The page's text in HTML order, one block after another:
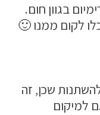
בגוון חום.
לקום ממנו 🙂
שכן, זה
למיקום